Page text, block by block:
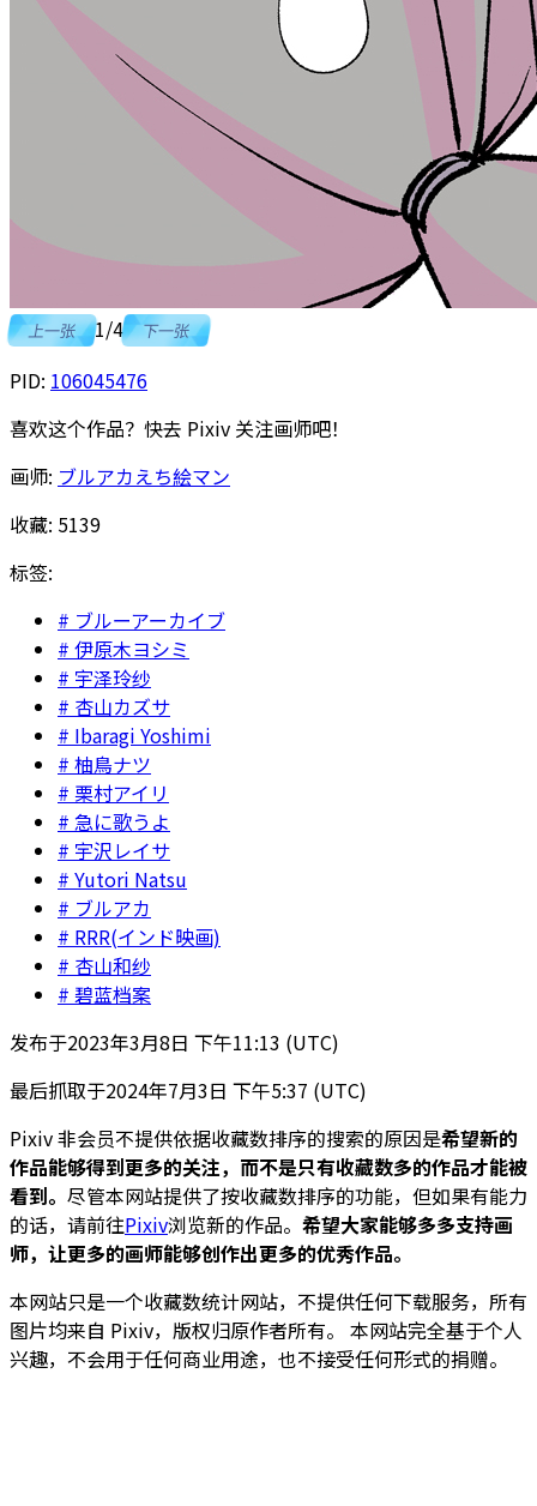
上一张 1/4 下一张
PID: 106045476
喜欢这个作品？快去 Pixiv 关注画师吧！
画师: ブルアカえち絵マン
收藏: 5139
标签:
ブルーアーカイブ
伊原木ヨシミ
宇泽玲纱
杏山カズサ
Ibaragi Yoshimi
柚鳥ナツ
栗村アイリ
急に歌うよ
宇沢レイサ
Yutori Natsu
ブルアカ
RRR(インド映画)
杏山和纱
碧蓝档案
发布于2023年3月8日 下午11:13 (UTC)
最后抓取于2024年7月3日 下午5:37 (UTC)
Pixiv 非会员不提供依据收藏数排序的搜索的原因是希望新的
作品能够得到更多的关注，而不是只有收藏数多的作品才能被
看到。 尽管本网站提供了按收藏数排序的功能，但如果有能力
的话，请前往Pixiv浏览新的作品。 希望大家能够多多支持画
师，让更多的画师能够创作出更多的优秀作品。
本网站只是一个收藏数统计网站，不提供任何下载服务，所有
图片均来自 Pixiv，版权归原作者所有。 本网站完全基于个人
兴趣，不会用于任何商业用途，也不接受任何形式的捐赠。